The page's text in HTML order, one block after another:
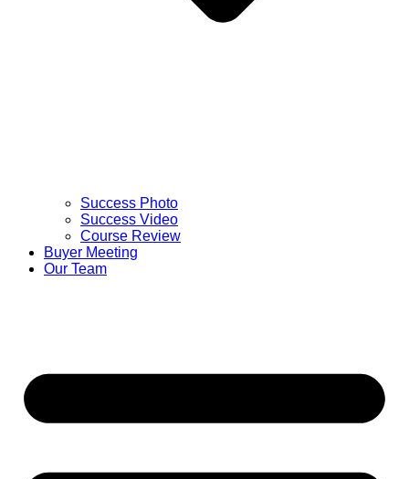
Success Photo
Success Video
Course Review
Buyer Meeting
Our Team